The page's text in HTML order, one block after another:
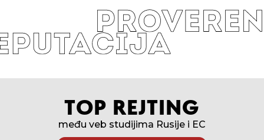
TOP REJTING
među veb studijima Rusije i EC